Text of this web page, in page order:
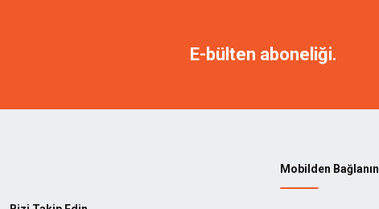
E-bülten aboneliği.
Mobilden Bağlanın